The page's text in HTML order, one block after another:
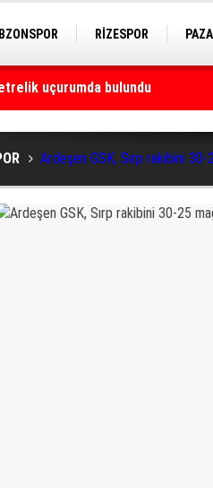
RİZESPOR
ev sahipliği yapacak
Ardeşen GSK, Sırp rakibini